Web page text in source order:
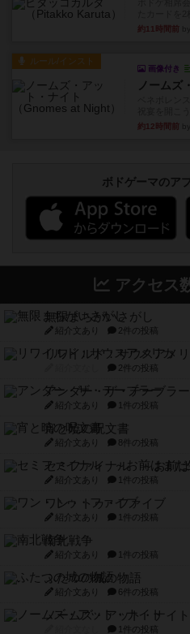
約11時間前
ルール/インスト
画像付き
ノームズ
約12時間前
ボドゲーマのア
アクセス
無限まちがいさがし
紹介文あり 2件の投稿
リワイルド：サウスアメリ
2件の投稿
アンダー・ザ・テーブラー
紹介文あり 1件の投稿
宵と暁の呪文書
紹介文あり 8件の投稿
セミファイナル ～お前は
紹介文あり 1件の投稿
ワン・トゥ・ファイブ
紹介文あり 1件の投稿
南北戦争
紹介文あり 1件の投稿
ふたつの城の物語
紹介文あり 6件の投稿
ノームズ・アット・ナイト
1件の投稿